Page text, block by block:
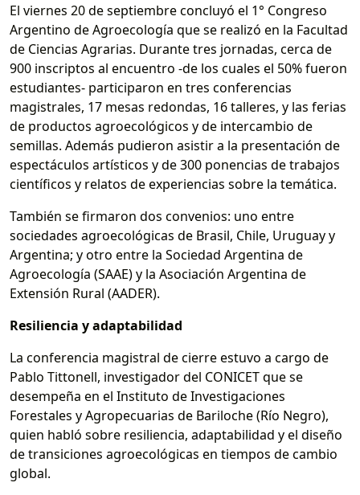
El viernes 20 de septiembre concluyó el 1° Congreso
Argentino de Agroecología que se realizó en la Facultad
de Ciencias Agrarias. Durante tres jornadas, cerca de
900 inscriptos al encuentro -de los cuales el 50% fueron
estudiantes- participaron en tres conferencias
magistrales, 17 mesas redondas, 16 talleres, y las ferias
de productos agroecológicos y de intercambio de
semillas. Además pudieron asistir a la presentación de
espectáculos artísticos y de 300 ponencias de trabajos
científicos y relatos de experiencias sobre la temática.
También se firmaron dos convenios: uno entre
sociedades agroecológicas de Brasil, Chile, Uruguay y
Argentina; y otro entre la Sociedad Argentina de
Agroecología (SAAE) y la Asociación Argentina de
Extensión Rural (AADER).
Resiliencia y adaptabilidad
La conferencia magistral de cierre estuvo a cargo de
Pablo Tittonell, investigador del CONICET que se
desempeña en el Instituto de Investigaciones
Forestales y Agropecuarias de Bariloche (Río Negro),
quien habló sobre resiliencia, adaptabilidad y el diseño
de transiciones agroecológicas en tiempos de cambio
global.